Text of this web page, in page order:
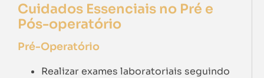
Cuidados Essenciais no Pré e
Pós-operatório
Pré-Operatório
Realizar exames laboratoriais seguindo